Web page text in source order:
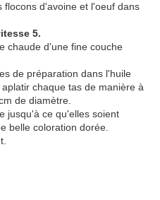
flocons d'avoine et l'oeuf dans
5.
chaude d'une fine couche
de préparation dans l'huile
chaque tas de manière à
de diamètre.
jusqu'à ce qu'elles soient
belle coloration dorée.